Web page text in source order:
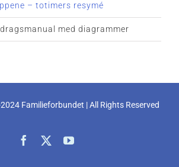
– totimers resymé
med diagrammer
Familieforbundet | All Rights Reserved
Facebook YouTube